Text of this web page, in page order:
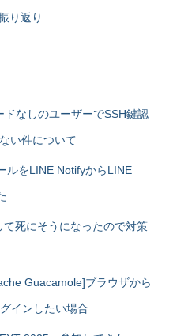
り返り
なしのユーザーでSSH鍵認
い件について
ルをLINE NotifyからLINE
死にそうになったので対策
Guacamole]ブラウザから
インしたい場合